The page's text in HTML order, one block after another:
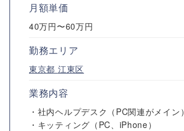
月額単価
40万円〜60万円
勤務エリア
東京都 江東区
業務内容
・社内ヘルプデスク（PC関連がメイン）
・キッティング（PC、iPhone）